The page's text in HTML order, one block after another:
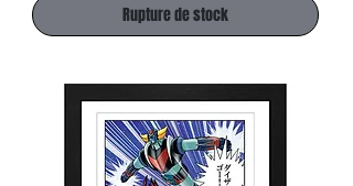
Rupture de stock